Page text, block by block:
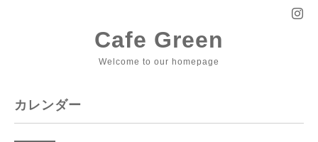
Cafe Green
Welcome to our homepage
カレンダー